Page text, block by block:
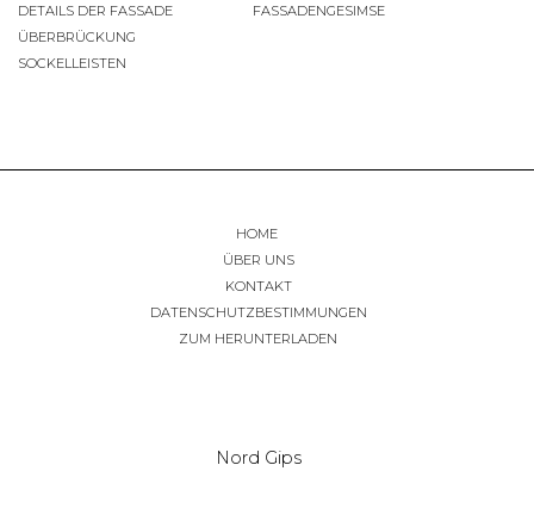
DETAILS DER FASSADE
ÜBERBRÜCKUNG
SOCKELLEISTEN
FASSADENGESIMSE
HOME
ÜBER UNS
KONTAKT
DATENSCHUTZBESTIMMUNGEN
ZUM HERUNTERLADEN
Nord Gips